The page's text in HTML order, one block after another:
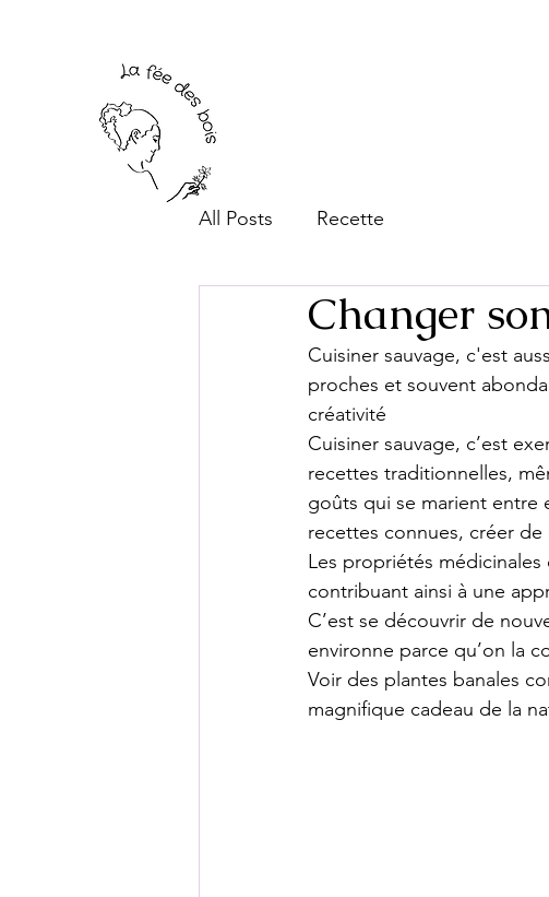
All Posts Recette
Changer
Cuisiner sauvage, c'est
proches et souvent
créativité
Cuisiner sauvage, c’est
recettes traditionnelles,
goûts qui se marient entre
recettes connues, créer
Les propriétés
contribuant ainsi à une
C’est se découvrir de
environne parce qu’on la
Voir des plantes banales
magnifique cadeau de la